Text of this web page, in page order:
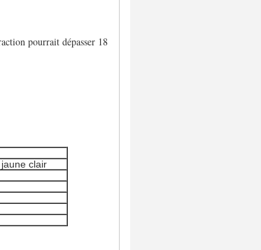
pourrait dépasser 18
clair